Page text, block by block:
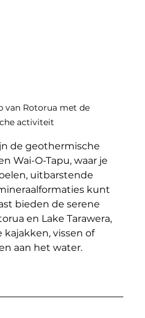
van Rotorua met de
activiteit
de geothermische
Wai-O-Tapu, waar je
uitbarstende
kunt
bieden de serene
en Lake Tarawera,
vissen of
aan het water.